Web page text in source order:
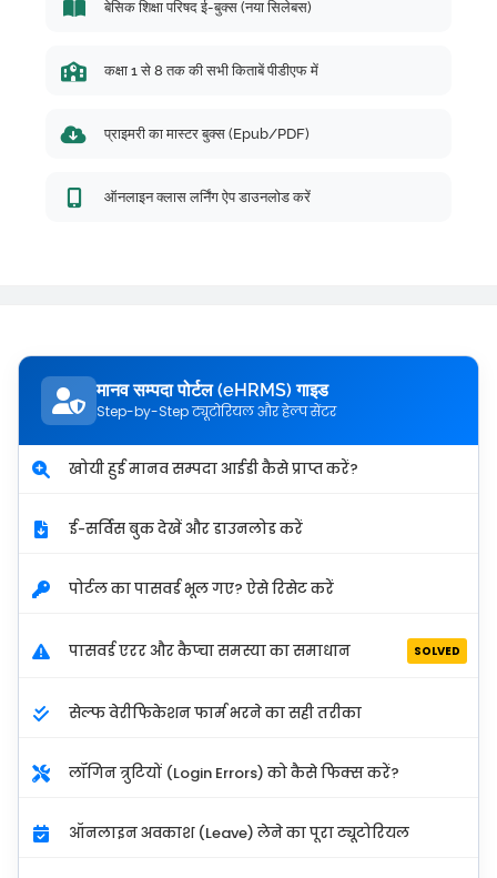
बेसिक शिक्षा परिषद ई-बुक्स (नया सिलेबस)
कक्षा 1 से 8 तक की सभी किताबें पीडीएफ में
प्राइमरी का मास्टर बुक्स (Epub/PDF)
ऑनलाइन क्लास लर्निंग ऐप डाउनलोड करें
मानव सम्पदा पोर्टल (eHRMS) गाइड
Step-by-Step ट्यूटोरियल और हेल्प सेंटर
खोयी हुई मानव सम्पदा आईडी कैसे प्राप्त करें?
ई-सर्विस बुक देखें और डाउनलोड करें
पोर्टल का पासवर्ड भूल गए? ऐसे रिसेट करें
पासवर्ड एरर और कैप्चा समस्या का समाधान SOLVED
सेल्फ वेरीफिकेशन फार्म भरने का सही तरीका
लॉगिन त्रुटियों (Login Errors) को कैसे फिक्स करें?
ऑनलाइन अवकाश (Leave) लेने का पूरा ट्यूटोरियल